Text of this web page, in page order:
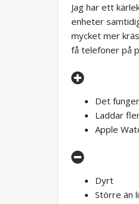
Jag har ett
enheter
mycket mer
få telefoner på
Det
Laddar
Apple
Dyrt
Större än